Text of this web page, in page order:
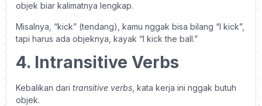
objek biar kalimatnya lengkap.
Misalnya, “kick” (tendang), kamu nggak bisa bilang “I kick”,
tapi harus ada objeknya, kayak “I kick the ball.”
4. Intransitive Verbs
Kebalikan dari transitive verbs , kata kerja ini nggak butuh
objek.